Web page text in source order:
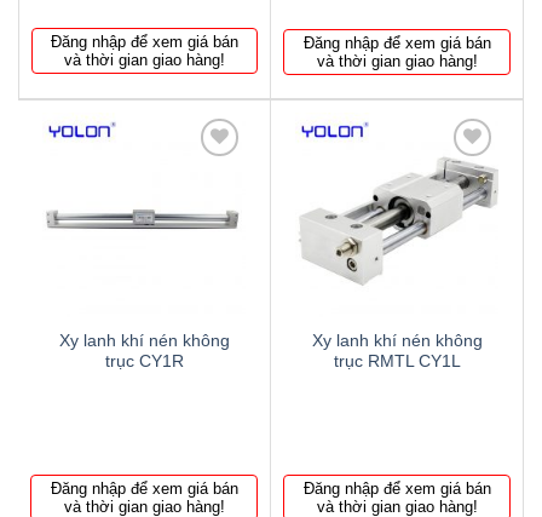
Đăng nhập để xem giá bán
và thời gian giao hàng!
Đăng nhập để xem giá bán
và thời gian giao hàng!
wishlist
Xy lanh khí nén không
trục CY1R
Đăng nhập để xem giá bán
và thời gian giao hàng!
Thêm
to
wishlist
Xy lanh khí nén không
trục RMTL CY1L
Đăng nhập để xem giá bán
và thời gian giao hàng!